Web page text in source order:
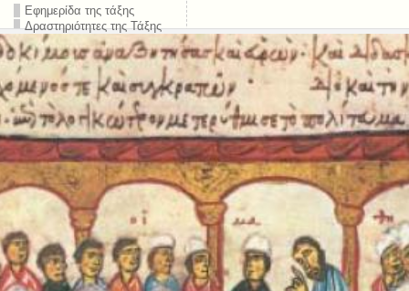
Εφημερίδα της τάξης
Δραστηριότητες της Τάξης